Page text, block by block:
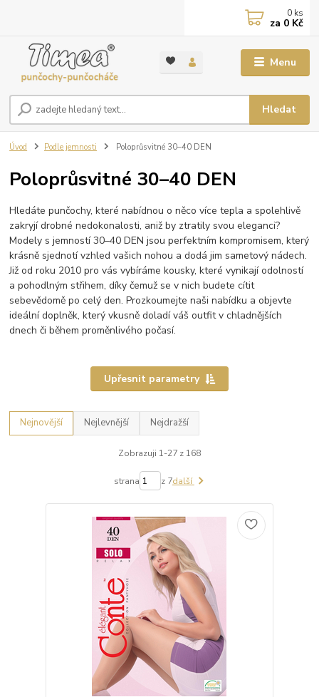
Menu
Hledat
0 ks
za 0 Kč
Úvod Podle jemnosti Poloprůsvitné 30–40 DEN
Poloprůsvitné 30–40 DEN
Hledáte punčochy, které nabídnou o něco více tepla a spolehlivě
zakryjí drobné nedokonalosti, aniž by ztratily svou eleganci?
Modely s jemností 30–40 DEN jsou perfektním kompromisem, který
krásně sjednotí vzhled vašich nohou a dodá jim sametový nádech.
Již od roku 2010 pro vás vybíráme kousky, které vynikají odolností
a pohodlným střihem, díky čemuž se v nich budete cítit
sebevědomě po celý den. Prozkoumejte naši nabídku a objevte
ideální doplněk, který vkusně doladí váš outfit v chladnějších
dnech či během proměnlivého počasí.
Upřesnit parametry
Nejnovější Nejlevnější Nejdražší
Zobrazuji 1-27 z 168
strana z 7další